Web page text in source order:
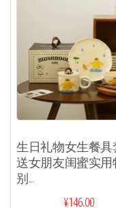
生日礼物女生餐具
送女朋友闺蜜实用
别...
¥146.00